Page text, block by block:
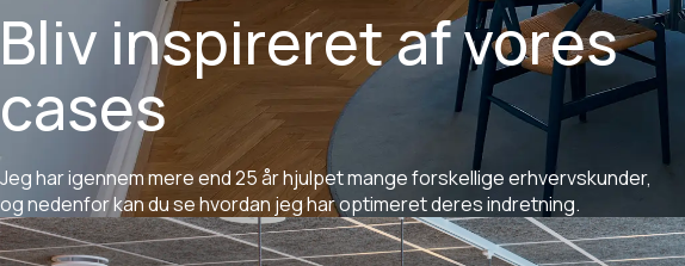
Bliv inspireretafvores
cases
Jegharigennemmereend25århjulpetmangeforskelligeerhvervskunder,
ognedenforkandusehvordan jegharoptimeretderesindretning.